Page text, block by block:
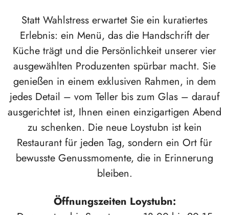
Statt Wahlstress erwartet Sie ein kuratiertes
Erlebnis: ein Menü, das die Handschrift der
Küche trägt und die Persönlichkeit unserer vier
ausgewählten Produzenten spürbar macht. Sie
genießen in einem exklusiven Rahmen, in dem
jedes Detail – vom Teller bis zum Glas – darauf
ausgerichtet ist, Ihnen einen einzigartigen Abend
zu schenken. Die neue Loystubn ist kein
Restaurant für jeden Tag, sondern ein Ort für
bewusste Genussmomente, die in Erinnerung
bleiben.
Öffnungszeiten Loystubn: